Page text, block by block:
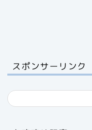
スポンサーリンク